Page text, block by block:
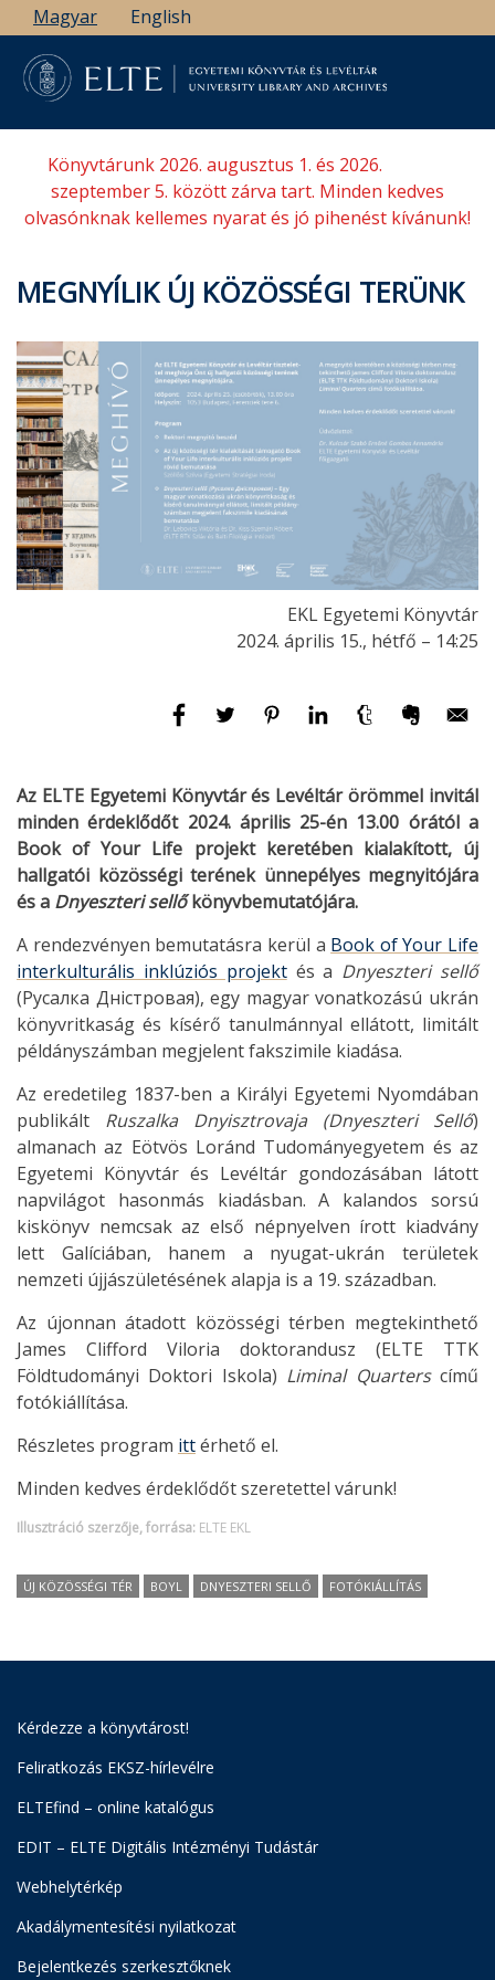
Ugrás
a
tartalomra
Magyar English
Könyvtárunk 2026. augusztus 1. és 2026.
szeptember 5. között zárva tart. Minden kedves
olvasónknak kellemes nyarat és jó pihenést kívánunk!
MEGNYÍLIK ÚJ KÖZÖSSÉGI TERÜNK
EKL Egyetemi Könyvtár
2024. április 15., hétfő – 14:25
Az ELTE Egyetemi Könyvtár és Levéltár örömmel invitál
minden érdeklődőt 2024. április 25-én 13.00 órától a
Book of Your Life projekt keretében kialakított, új
hallgatói közösségi terének ünnepélyes megnyitójára
és a Dnyeszteri sellőkönyvbemutatójára.
A rendezvényen bemutatásra kerül a Book of Your Life
interkulturális inklúziós projektés a Dnyeszteri sellő
(Русалка Дністровая), egy magyar vonatkozású ukrán
könyvritkaság és kísérő tanulmánnyal ellátott, limitált
példányszámban megjelent fakszimile kiadása.
Az eredetileg 1837-ben a Királyi Egyetemi Nyomdában
publikált Ruszalka Dnyisztrovaja (Dnyeszteri Sellő)
almanach az Eötvös Loránd Tudományegyetem és az
Egyetemi Könyvtár és Levéltár gondozásában látott
napvilágot hasonmás kiadásban. A kalandos sorsú
kiskönyv nemcsak az első népnyelven írott kiadvány
lett Galíciában, hanem a nyugat-ukrán területek
nemzeti újjászületésének alapja is a 19. században.
Az újonnan átadott közösségi térben megtekinthető
James Clifford Viloria doktorandusz (ELTE TTK
Földtudományi Doktori Iskola) Liminal Quarterscímű
fotókiállítása.
Részletes program ittérhető el.
Minden kedves érdeklődőt szeretettel várunk!
Illusztráció szerzője, forrása: ELTE EKL
ÚJ KÖZÖSSÉGI TÉR BOYL DNYESZTERI SELLŐ FOTÓKIÁLLÍTÁS
Kérdezze a könyvtárost!
Feliratkozás EKSZ-hírlevélre
ELTEfind – online katalógus
EDIT – ELTE Digitális Intézményi Tudástár
Webhelytérkép
Akadálymentesítési nyilatkozat
Bejelentkezés szerkesztőknek